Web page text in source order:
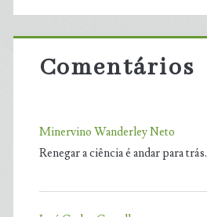
Comentários
Minervino Wanderley Neto
Renegar a ciência é andar para trás.